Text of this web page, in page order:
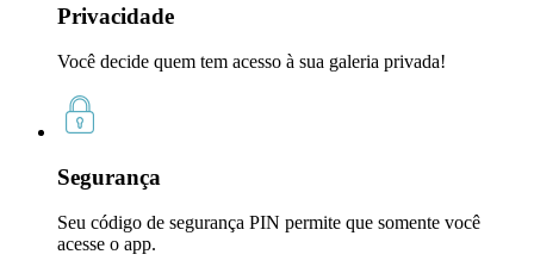
Privacidade
Você decide quem tem acesso à sua galeria privada!
Segurança
Seu código de segurança PIN permite que somente você
acesse o app.